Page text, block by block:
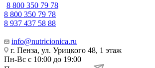
8 800 350 79 78
8 800 350 79 78
8 937 437 58 88
info@nutricionica.ru
г. Пенза, ул. Урицкого 48, 1 этаж
Пн-Вс с 10:00 до 19:00